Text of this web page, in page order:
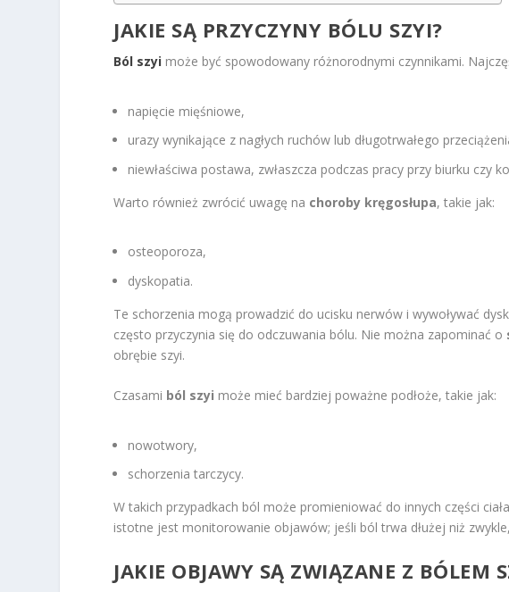
JAKIE SĄ PRZYCZYNY BÓLU SZYI?
Ból szyi może być spowodowany różnorodnymi czynnikami.
napięcie mięśniowe,
urazy wynikające z nagłych ruchów lub długotrwałego
niewłaściwa postawa, zwłaszcza podczas pracy przy biurku czy
Warto również zwrócić uwagę na choroby kręgosłupa, takie jak:
osteoporoza,
dyskopatia.
Te schorzenia mogą prowadzić do ucisku nerwów i wywoływać
często przyczynia się do odczuwania bólu. Nie można zapominać o
obrębie szyi.
Czasami ból szyi może mieć bardziej poważne podłoże, takie jak:
nowotwory,
schorzenia tarczycy.
W takich przypadkach ból może promieniować do innych części
istotne jest monitorowanie objawów; jeśli ból trwa dłużej niż
JAKIE OBJAWY SĄ ZWIĄZANE Z BÓLEM